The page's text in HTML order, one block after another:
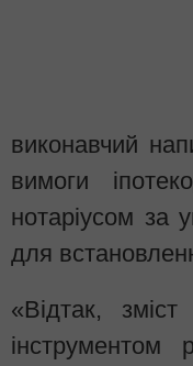
виконавчий
вимоги
нотаріусом за
для
«Відтак,
інструментом